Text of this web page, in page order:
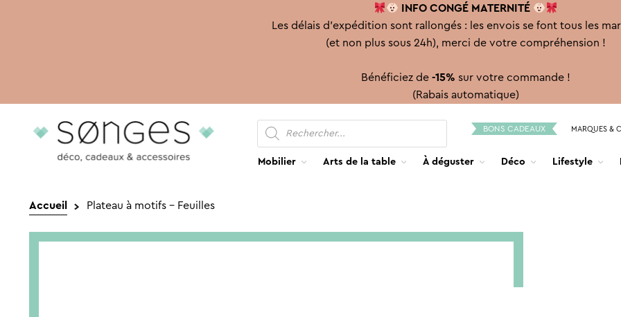
INFO CONGÉ MATERNITÉ
Les délais d'expédition sont rallongés : les envois se font tous les
(et non plus sous 24h), merci de votre compréhension !
Bénéficiez de -15% sur votre commande !
(Rabais automatique)
Aller
Aller
contenu
Recherche
de
produits
BONS CADEAUX MARQUES &
Mobilier Arts de la table À déguster Déco Lifestyle
Accueil Plateau à motifs – Feuilles